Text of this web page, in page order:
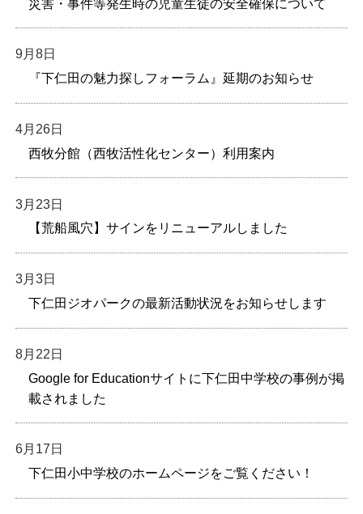
災害・事件等発生時の児童生徒の安全確保について
9月8日
『下仁田の魅力探しフォーラム』延期のお知らせ
4月26日
西牧分館（西牧活性化センター）利用案内
3月23日
【荒船風穴】サインをリニューアルしました
3月3日
下仁田ジオパークの最新活動状況をお知らせします
8月22日
Google for Educationサイトに下仁田中学校の事例が掲
載されました
6月17日
下仁田小中学校のホームページをご覧ください！